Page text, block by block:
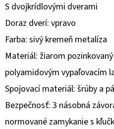
S dvojkrídlovými dverami
Doraz dverí: vpravo
Farba: sivý kremeň metalíza
Materiál: žiarom
polyamidovým vypaľovacím
Spojovací materiál: šrúby a
Bezpečnosť: 3 násobná
normované zamykanie s
O
D
P
O
R
Ú
Č
A
M